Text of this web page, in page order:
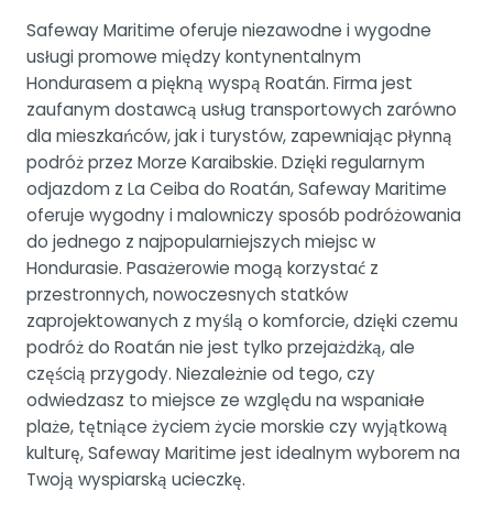
Safeway Maritime oferuje niezawodne i wygodne
usługi promowe między kontynentalnym
Hondurasem a piękną wyspą Roatán. Firma jest
zaufanym dostawcą usług transportowych zarówno
dla mieszkańców, jak i turystów, zapewniając płynną
podróż przez Morze Karaibskie. Dzięki regularnym
odjazdom z La Ceiba do Roatán, Safeway Maritime
oferuje wygodny i malowniczy sposób podróżowania
do jednego z najpopularniejszych miejsc w
Hondurasie. Pasażerowie mogą korzystać z
przestronnych, nowoczesnych statków
zaprojektowanych z myślą o komforcie, dzięki czemu
podróż do Roatán nie jest tylko przejażdżką, ale
częścią przygody. Niezależnie od tego, czy
odwiedzasz to miejsce ze względu na wspaniałe
plaże, tętniące życiem życie morskie czy wyjątkową
kulturę, Safeway Maritime jest idealnym wyborem na
Twoją wyspiarską ucieczkę.